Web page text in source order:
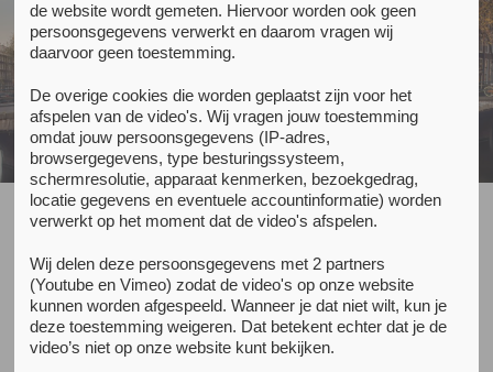
Youth in Transition
Achtergrond van het onderzoek
Eind 2017 werd het onderzoek ‘Youth in Transition:
de website wordt gemeten. Hiervoor worden ook geen
persoonsgegevens verwerkt en daarom vragen wij
daarvoor geen toestemming.
De overige cookies die worden geplaatst zijn voor het
afspelen van de video's. Wij vragen jouw toestemming
omdat jouw persoonsgegevens (IP-adres,
browsergegevens, type besturingssysteem,
schermresolutie, apparaat kenmerken, bezoekgedrag,
locatie gegevens en eventuele accountinformatie) worden
verwerkt op het moment dat de video's afspelen.
Wij delen deze persoonsgegevens met 2 partners
(Youtube en Vimeo) zodat de video's op onze website
kunnen worden afgespeeld. Wanneer je dat niet wilt, kun je
deze toestemming weigeren. Dat betekent echter dat je de
video’s niet op onze website kunt bekijken.